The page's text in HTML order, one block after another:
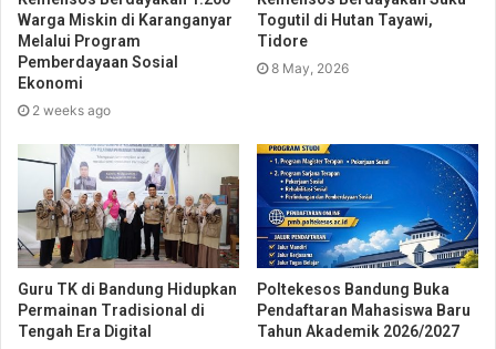
Warga Miskin di Karanganyar
Melalui Program
Pemberdayaan Sosial
Ekonomi
2 weeks ago
Togutil di Hutan Tayawi,
Tidore
8 May, 2026
Guru TK di Bandung Hidupkan
Permainan Tradisional di
Tengah Era Digital
Poltekesos Bandung Buka
Pendaftaran Mahasiswa Baru
Tahun Akademik 2026/2027